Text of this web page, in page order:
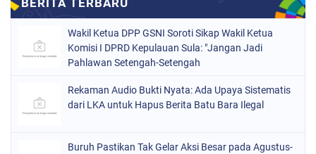
Wakil Ketua DPP GSNI Soroti Sikap Wakil Ketua
Komisi I DPRD Kepulauan Sula: "Jangan Jadi
Pahlawan Setengah-Setengah
Rekaman Audio Bukti Nyata: Ada Upaya Sistematis
dari LKA untuk Hapus Berita Batu Bara Ilegal
Buruh Pastikan Tak Gelar Aksi Besar pada Agustus-